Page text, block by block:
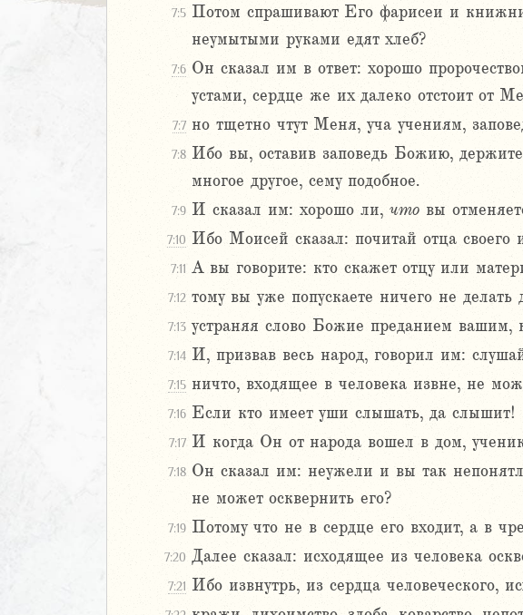
7:5 Потом спрашивают Его фарисеи и
неумытыми руками едят хлеб?
7:6 Он сказал им в ответ: хорошо
устами, сердце же их далеко отстоит от
7:7 но тщетно чтут Меня, уча учениям,
7:8 Ибо вы, оставив заповедь Божию,
многое другое, сему подобное.
7:9 И сказал им: хорошо ли, что вы
7:10 Ибо Моисей сказал: почитай отца
7:11 А вы говорите: кто скажет отцу или
7:12 тому вы уже попускаете ничего не делать
7:13 устраняя слово Божие преданием вашим,
7:14 И, призвав весь народ, говорил им:
7:15 ничто, входящее в человека извне, не
7:16 Если кто имеет уши слышать, да слышит!
7:17 И когда Он от народа вошел в дом,
7:18 Он сказал им: неужели и вы так
не может осквернить его?
7:19 Потому что не в сердце его входит, а в
7:20 Далее сказал: исходящее из человека
7:21 Ибо извнутрь, из сердца человеческого,